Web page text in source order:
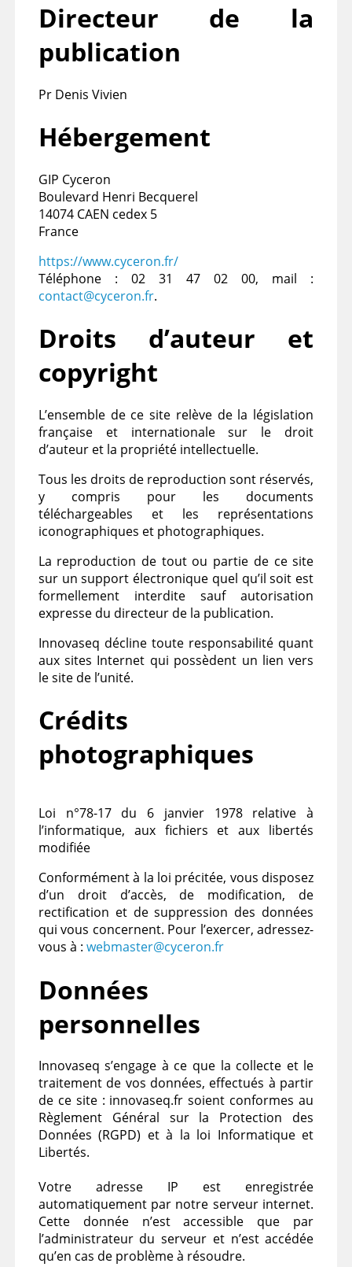
Directeur de la
publication
Pr Denis Vivien
Hébergement
GIP Cyceron
Boulevard Henri Becquerel
14074 CAEN cedex 5
France
https://www.cyceron.fr/
Téléphone : 02 31 47 02 00, mail :
contact@cyceron.fr.
Droits d’auteur et
copyright
L’ensemble de ce site relève de la législation
française et internationale sur le droit
d’auteur et la propriété intellectuelle.
Tous les droits de reproduction sont réservés,
y compris pour les documents
téléchargeables et les représentations
iconographiques et photographiques.
La reproduction de tout ou partie de ce site
sur un support électronique quel qu’il soit est
formellement interdite sauf autorisation
expresse du directeur de la publication.
Innovaseq décline toute responsabilité quant
aux sites Internet qui possèdent un lien vers
le site de l’unité.
Crédits
photographiques
Loi n°78-17 du 6 janvier 1978 relative à
l’informatique, aux fichiers et aux libertés
modifiée
Conformément à la loi précitée, vous disposez
d’un droit d’accès, de modification, de
rectification et de suppression des données
qui vous concernent. Pour l’exercer, adressez-
vous à : webmaster@cyceron.fr
Données
personnelles
Innovaseq s’engage à ce que la collecte et le
traitement de vos données, effectués à partir
de ce site : innovaseq.fr soient conformes au
Règlement Général sur la Protection des
Données (RGPD) et à la loi Informatique et
Libertés.
Votre adresse IP est enregistrée
automatiquement par notre serveur internet.
Cette donnée n’est accessible que par
l’administrateur du serveur et n’est accédée
qu’en cas de problème à résoudre.